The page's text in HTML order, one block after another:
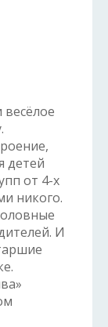
детей
от 4-х
никого.
И